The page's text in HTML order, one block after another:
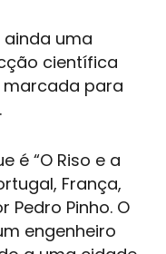
uma
científica
marcada para
é “O Riso e a
França,
Pedro Pinho. O
engenheiro